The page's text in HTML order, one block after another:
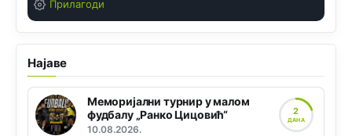
Прилагоди
Најаве
Меморијални турнир у малом
фудбалу „Ранко Цицовић“
10.08.2026.
2
ДАНА